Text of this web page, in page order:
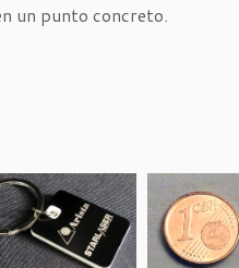
un punto concreto.